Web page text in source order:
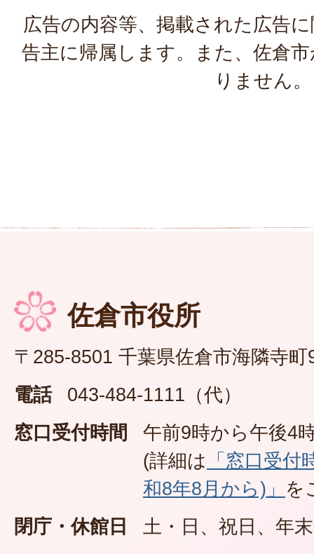
広告の内容等、掲載された広告
告主に帰属します。また、佐倉
りません。
佐倉市役所
〒285-8501 千葉県佐倉市海隣寺町
電話
043-484-1111（代）
窓口受付時間
午前9時から午後4
(詳細は 「窓口受
和8年8月から)」 を
閉庁・休館日
土・日、祝日、年